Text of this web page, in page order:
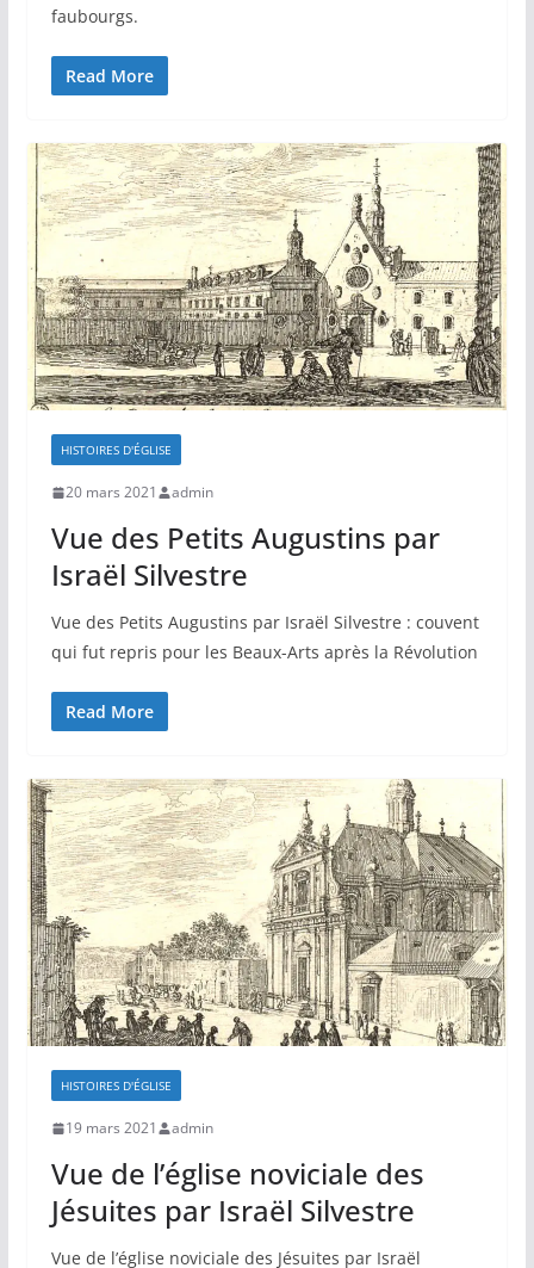
faubourgs.
Read More
HISTOIRES D'ÉGLISE
20 mars 2021 admin
Vue des Petits Augustins par
Israël Silvestre
Vue des Petits Augustins par Israël Silvestre : couvent
qui fut repris pour les Beaux-Arts après la Révolution
Read More
HISTOIRES D'ÉGLISE
19 mars 2021 admin
Vue de l’église noviciale des
Jésuites par Israël Silvestre
Vue de l’église noviciale des Jésuites par Israël